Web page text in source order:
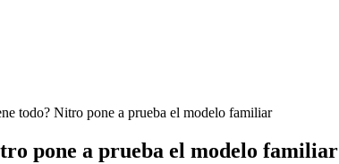
todo? Nitro pone a prueba el modelo familiar
pone a prueba el modelo familiar